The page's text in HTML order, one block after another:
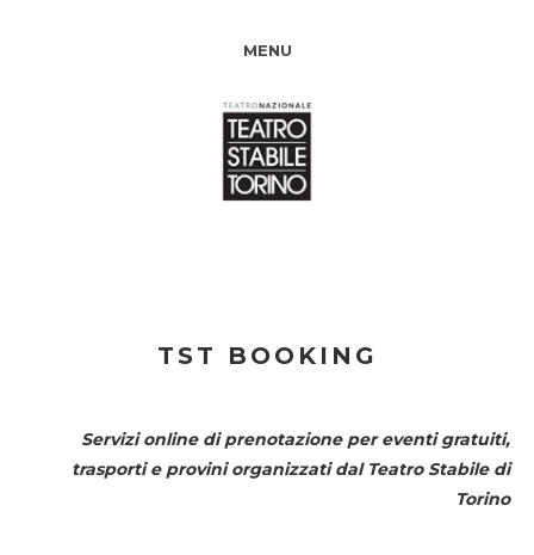
MENU
TST BOOKING
Servizi online di prenotazione per eventi gratuiti,
trasporti e provini organizzati dal Teatro Stabile di
Torino